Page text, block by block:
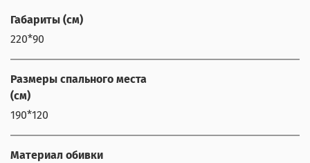
Габариты (см)
220*90
Размеры спального места
(см)
190*120
Материал обивки